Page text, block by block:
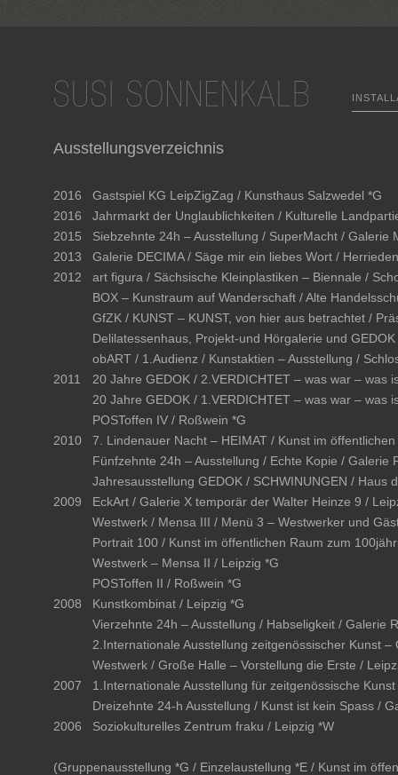
Ausstellungsverzeichnis
2016
Gastspiel KG LeipZigZag / Kunsthaus Salzwedel *G
2016
Jahrmarkt der Unglaublichkeiten / Kulturelle
2015
Siebzehnte 24h – Ausstellung / SuperMacht / Galerie
2013
Galerie DECIMA / Säge mir ein liebes Wort /
2012
art figura / Sächsische Kleinplastiken – Biennale /
BOX – Kunstraum auf Wanderschaft / Alte
GfZK / KUNST – KUNST, von hier aus betrachtet /
Delilatessenhaus, Projekt-und Hörgalerie und
obART / 1.Audienz / Kunstaktien – Ausstellung /
2011
20 Jahre GEDOK / 2.VERDICHTET – was war – was
20 Jahre GEDOK / 1.VERDICHTET – was war – was
POSToffen IV / Roßwein *G
2010
7. Lindenauer Nacht – HEIMAT / Kunst im
Fünfzehnte 24h – Ausstellung / Echte Kopie / Galerie
Jahresausstellung GEDOK / SCHWINUNGEN / Haus
2009
EckArt / Galerie X temporär der Walter Heinze 9 /
Westwerk / Mensa III / Menü 3 – Westwerker und
Portrait 100 / Kunst im öffentlichen Raum zum
Westwerk – Mensa II / Leipzig *G
POSToffen II / Roßwein *G
2008
Kunstkombinat / Leipzig *G
Vierzehnte 24h – Ausstellung / Habseligkeit / Galerie
2.Internationale Ausstellung zeitgenössischer Kunst –
Westwerk / Große Halle – Vorstellung die Erste /
2007
1.Internationale Ausstellung für zeitgenössische
Dreizehnte 24-h Ausstellung / Kunst ist kein Spass /
2006 Soziokulturelles Zentrum fraku / Leipzig *W
(Gruppenausstellung *G / Einzelaustellung *E / Kunst im